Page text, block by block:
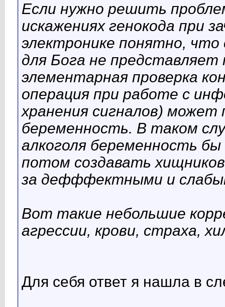
Если нужно решить
искажениях генокода при
электронике понятно,
для Бога не
элементарная проверка
операция при работе с
хранения сигналов) может
беременность. В таком
алкоголя беременность
потом создавать
за дефффектными и
Вот такие небольшие
агрессии, крови, страха,
Для себя ответ я нашла в